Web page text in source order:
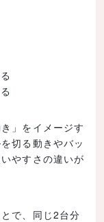
」をイメージす
切る動きやバッ
やすさの違いが
で、同じ2台分